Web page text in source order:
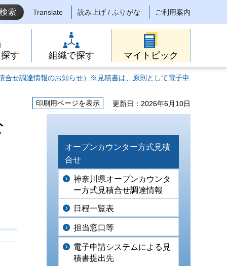
Translate 読み上げ / ふりがな ご利用案内
す 組織で探す マイトピック
合せ調達情報のお知らせ）※見積書は、原則として電子申
印刷用ページを表示
更新日：2026年6月10日
オープンカウンター方式見積
合せ
神奈川県オープンカウンタ
ー方式見積合せ調達情報
日程一覧表
担当窓口等
電子申請システムによる見
積書提出先